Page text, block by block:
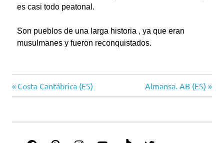
es casi todo peatonal.
Son pueblos de una larga historia , ya que eran
musulmanes y fueron reconquistados.
España
Matarraña
Costa Cantábrica (ES) Almansa. AB (ES)